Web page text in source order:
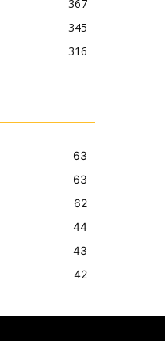
367
345
316
63
63
62
44
43
42